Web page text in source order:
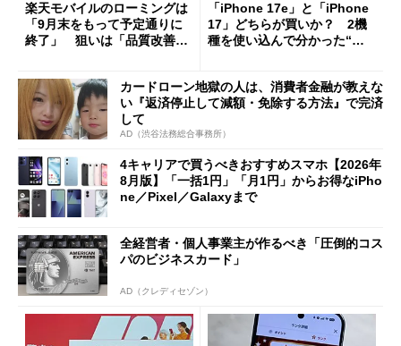
楽天モバイルのローミングは
「9月末をもって予定通りに
終了」 狙いは「品質改善」
も
「iPhone 17e」と「iPhone
17」どちらが買いか？ 2機
種を使い込んで分かった“ス
カードローン地獄の人は、消費者金融が教えな
い『返済停止して減額・免除する方法』で完済
して
AD（渋谷法務総合事務所）
4キャリアで買うべきおすすめスマホ【2026年
8月版】「一括1円」「月1円」からお得なiPho
ne／Pixel／Galaxyまで
全経営者・個人事業主が作るべき「圧倒的コス
パのビジネスカード」
AD（クレディセゾン）